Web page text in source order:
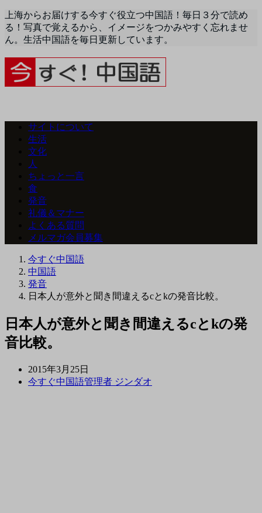
上海からお届けする今すぐ役立つ中国語！毎日３分で読め
る！写真で覚えるから、イメージをつかみやすく忘れませ
ん。生活中国語を毎日更新しています。
サイトについて
生活
文化
人
ちょっと一言
食
発音
礼儀＆マナー
よくある質問
メルマガ会員募集
今すぐ中国語
中国語
発音
日本人が意外と聞き間違えるcとkの発音比較。
日本人が意外と聞き間違えるcとkの発
音比較。
2015年3月25日
今すぐ中国語管理者 ジンダオ